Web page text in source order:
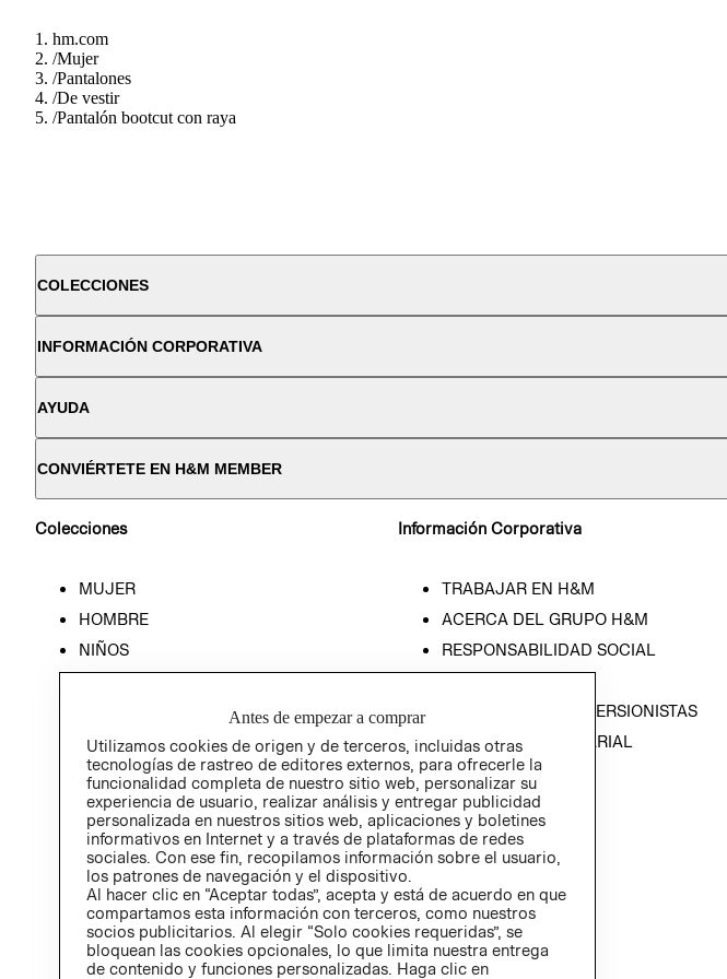
hm.com
/Mujer
/Pantalones
/De vestir
/Pantalón bootcut con raya
COLECCIONES
INFORMACIÓN CORPORATIVA
AYUDA
CONVIÉRTETE EN H&M MEMBER
Colecciones
MUJER
HOMBRE
NIÑOS
Información Corporativa
TRABAJAR EN H&M
ACERCA DEL GRUPO H&M
RESPONSABILIDAD SOCIAL
RELACIÓN CON INVERSIONISTAS
POLÍTICA EMPRESARIAL
Antes de empezar a comprar
Utilizamos cookies de origen y de terceros, incluidas otras
tecnologías de rastreo de editores externos, para ofrecerle la
funcionalidad completa de nuestro sitio web, personalizar su
experiencia de usuario, realizar análisis y entregar publicidad
personalizada en nuestros sitios web, aplicaciones y boletines
informativos en Internet y a través de plataformas de redes
sociales. Con ese fin, recopilamos información sobre el usuario,
los patrones de navegación y el dispositivo.
Al hacer clic en “Aceptar todas”, acepta y está de acuerdo en que
compartamos esta información con terceros, como nuestros
socios publicitarios. Al elegir “Solo cookies requeridas”, se
bloquean las cookies opcionales, lo que limita nuestra entrega
de contenido y funciones personalizadas. Haga clic en